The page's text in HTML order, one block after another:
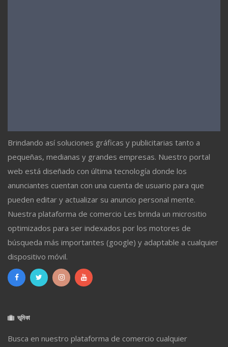
Brindando así soluciones gráficas y publicitarias tanto a
pequeñas, medianas y grandes empresas. Nuestro portal
web está diseñado con última tecnología donde los
anunciantes cuentan con una cuenta de usuario para que
pueden editar y actualizar su anuncio personal mente.
Nuestra plataforma de comercio Les brinda un micrositio
optimizados para ser indexados por los motores de
búsqueda más importantes (google) y adaptable a cualquier
dispositivo móvil.
ভূমিকা
Busca en nuestro plataforma de comercio cualquier